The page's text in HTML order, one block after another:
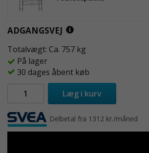
ADGANGSVEJ
Totalvægt: Ca. 757 kg
På lager
30 dages åbent køb
Læg i kurv
Delbetal fra 1312 kr./måned